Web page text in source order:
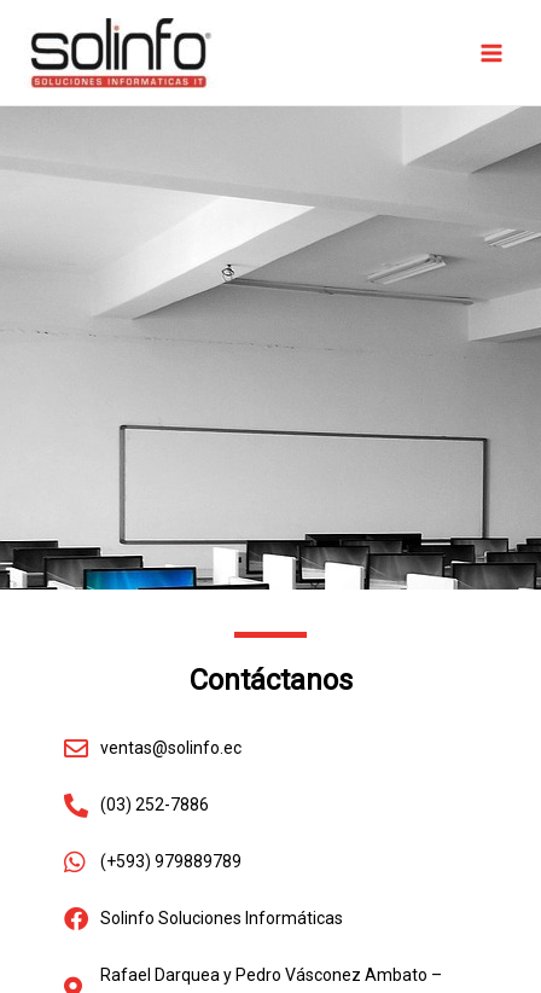
Contáctanos
ventas@solinfo.ec
(03) 252-7886​
(+593) 979889789​
Solinfo Soluciones Informáticas​
Rafael Darquea y Pedro Vásconez Ambato –